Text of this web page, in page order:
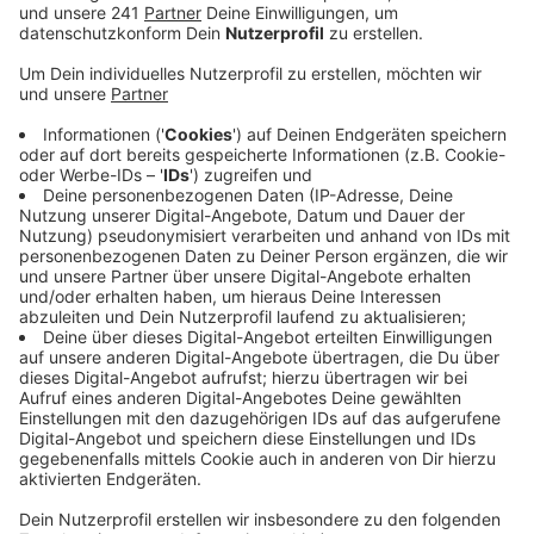
Krankenhaus. Außerdem wurden am Freitag 33
Veröffentlicht:Freitag, 05.02.2021 14:49
Anzeige
Die Zahl der akut Infizierten bei uns im Kreis ist auf
234 gestiegen. Und auch bei der Sieben-Tage-Inzidenz
geht der Trend weiter nach oben. Der Wert stieg um
rund 10 Punkte auf 87,1. Eine gute Nachricht ist, dass
in der letzten Sitzung des Krisenstabs keine größeren
Ausbrüche in Senioreneinrichtungen benannt wurden.
Als Ursache sieht der Kreis die Impfungen. Zahlreiche